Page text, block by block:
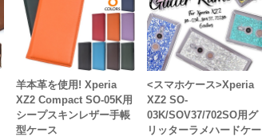
羊本革を使用! Xperia
XZ2 Compact SO-05K用
シープスキンレザー手帳
型ケース
<スマホケース>Xperia
XZ2 SO-
03K/SOV37/702SO用グ
リッターラメハードケー